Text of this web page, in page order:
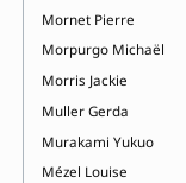
Mornet Pierre
Morpurgo Michaël
Morris Jackie
Muller Gerda
Murakami Yukuo
Mézel Louise